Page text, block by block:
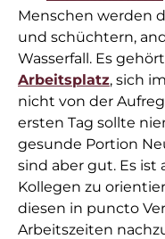
Menschen werden
und schüchtern,
Wasserfall. Es
Arbeitsplatz, sich
nicht von der
ersten Tag sollte
gesunde Portion
sind aber gut. Es ist
Kollegen zu
diesen in puncto
Arbeitszeiten